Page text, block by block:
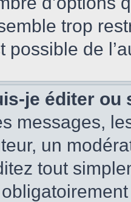
trop
possible de
je éditer ou
messages,
un
tout